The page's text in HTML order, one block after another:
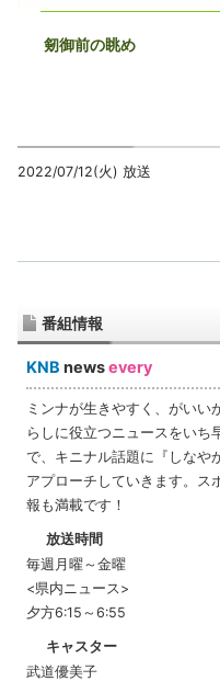
剱御前の眺め
2022/07/12(火) 放送
番組情報
KNB newsevery
ミンナが生きやすく、がいい
らしに役立つニュースをいち
で、キニナル話題に『しなや
アプローチしていきます。ス
報も満載です！
放送時間
毎週月曜～金曜
<県内ニュース>
夕方6:15～6:55
キャスター
武道優美子